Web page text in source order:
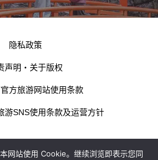
隐私政策
声明・关于版权
方旅游网站使用条款
游SNS使用条款及运营方针
网站使用 Cookie。继续浏览即表示您同